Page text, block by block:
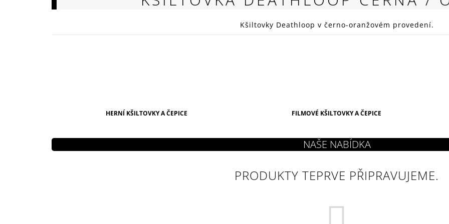
Kšiltovky Deathloop v černo-oranžovém provedení.
HERNÍ KŠILTOVKY A ČEPICE FILMOVÉ KŠILTOVKY A ČEPICE
PRODUKTY TEPRVE PŘIPRAVUJEME.